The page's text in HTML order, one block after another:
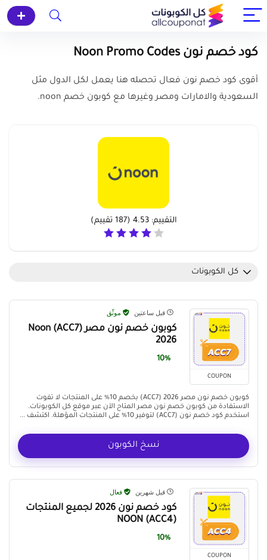
كود خصم نون Noon Promo Codes
أقوى كود خصم نون فعال تحصله هنا يعمل لكل الدول مثل
السعودية والامارات ومصر وغيرها مع كوبون خصم noon.
التقييم:4.53
(
187 تقييم)
كل الكوبونات
COUPON
قبل ساعتين موثّق
كوبون خصم نون مصر (ACC7) Noon
2026
10%
كوبون خصم نون مصر 2026 (ACC7) بخصم 10% على المنتجات لا تفوت
الاستفادة من كوبون خصم نون مصر المتاح الآن عبر موقع كل الكوبونات.
استخدم كود خصم نون (ACC7) لتوفير 10% على المنتجات المؤهلة. اكتشف ...
نسخ الكوبون
COUPON
قبل شهرين فعال
كود خصم نون 2026 لجميع المنتجات
NOON (ACC4)
10%